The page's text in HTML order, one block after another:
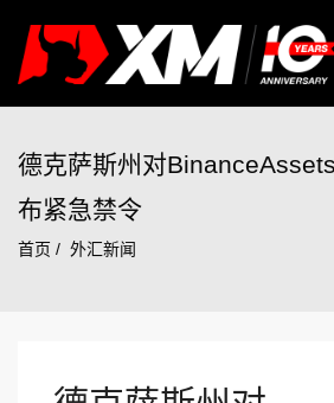
德克萨斯州对
布紧急禁令
首页 外汇新闻